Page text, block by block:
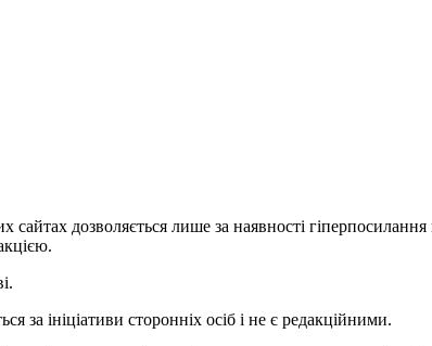
дозволяється лише за наявності гіперпосилання
за ініціативи сторонніх осіб і не є редакційними.